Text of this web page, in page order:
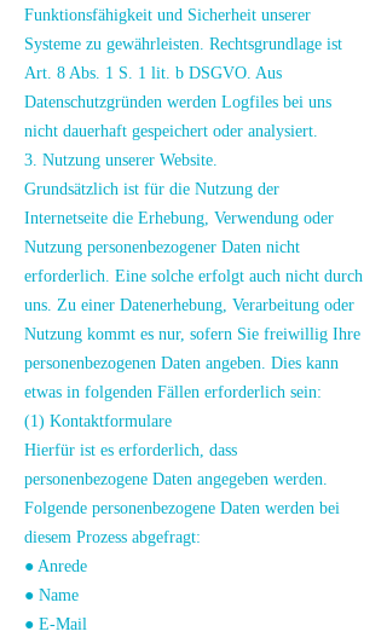
Funktionsfähigkeit und Sicherheit unserer
Systeme zu gewährleisten. Rechtsgrundlage ist
Art. 8 Abs. 1 S. 1 lit. b DSGVO. Aus
Datenschutzgründen werden Logfiles bei uns
nicht dauerhaft gespeichert oder analysiert.
3. Nutzung unserer Website.
Grundsätzlich ist für die Nutzung der
Internetseite die Erhebung, Verwendung oder
Nutzung personenbezogener Daten nicht
erforderlich. Eine solche erfolgt auch nicht durch
uns. Zu einer Datenerhebung, Verarbeitung oder
Nutzung kommt es nur, sofern Sie freiwillig Ihre
personenbezogenen Daten angeben. Dies kann
etwas in folgenden Fällen erforderlich sein:
(1) Kontaktformulare
Hierfür ist es erforderlich, dass
personenbezogene Daten angegeben werden.
Folgende personenbezogene Daten werden bei
diesem Prozess abgefragt:
● Anrede
● Name
● E-Mail